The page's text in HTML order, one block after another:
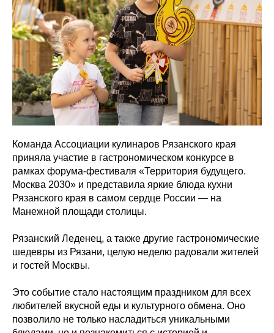
Команда Ассоциации кулинаров Рязанского края
приняла участие в гастрономическом конкурсе в
рамках форума-фестиваля «Территория будущего.
Москва 2030» и представила яркие блюда кухни
Рязанского края в самом сердце России — на
Манежной площади столицы.
Рязанский Леденец, а также другие гастрономические
шедевры из Рязани, целую неделю радовали жителей
и гостей Москвы.
Это событие стало настоящим праздником для всех
любителей вкусной еды и культурного обмена. Оно
позволило не только насладиться уникальными